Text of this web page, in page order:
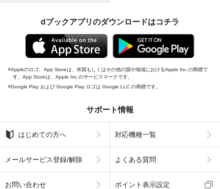
dブックアプリのダウンロードはコチラ
Appleのロゴ、App Storeは、米国もしくはその他の国や地域におけるApple Inc.の商標で
す。App Storeは、Apple Inc.のサービスマークです。
Google Play および Google Play ロゴは Google LLC の商標です。
サポート情報
はじめての方へ 対応機種一覧
メールサービス登録/解除 よくある質問
お問い合わせ ポイント表示設定